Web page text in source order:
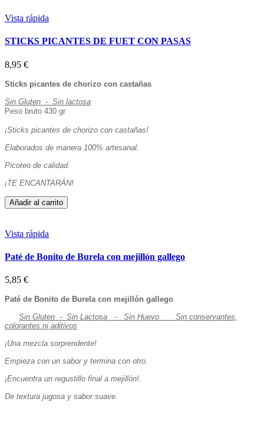
Vista rápida
STICKS PICANTES DE FUET CON PASAS
8,95 €
Sticks picantes de chorizo con castañas
Sin Gluten - Sin lactosa
Peso bruto 430 gr
¡Sticks picantes de chorizo con castañas!
Elaborados de manera 100% artesanal.
Picoteo de calidad.
¡TE ENCANTARÁN!
Añadir al carrito
Vista rápida
Paté de Bonito de Burela con mejillón gallego
5,85 €
Paté de Bonito de Burela con mejillón gallego
Sin Gluten - Sin Lactosa - Sin Huevo
Sin conservantes,
colorantes ni aditivos
¡Una mezcla sorprendente!
Empieza con un sabor y termina con otro.
¡Encuentra un regustillo final a mejillón!.
De textura jugosa y sabor suave.